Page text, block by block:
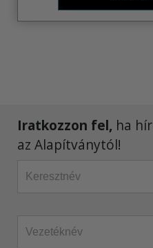
Iratkozzon fel, ha
az Alapítványtól!